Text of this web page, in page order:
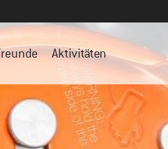
Aktivitäten